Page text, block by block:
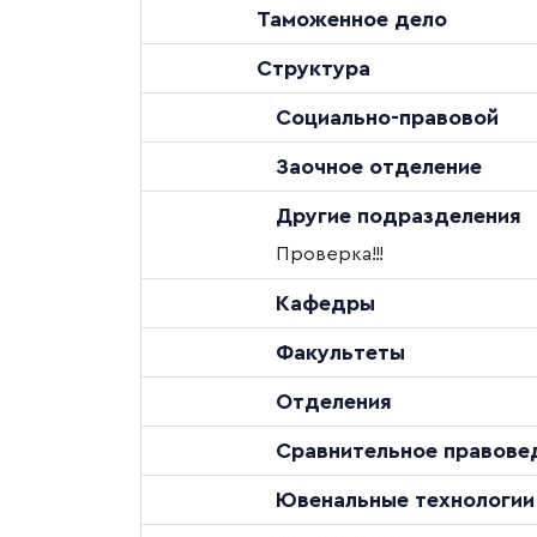
Таможенное дело
Структура
Социально-правовой
Заочное отделение
Другие подразделения
Проверка!!!
Кафедры
Факультеты
Отделения
Сравнительное
Ювенальные технологии